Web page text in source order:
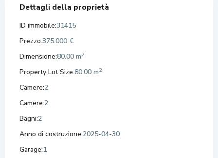
Dettagli della proprietà
ID immobile:31415
Prezzo:375.000 €
Dimensione:80.00 m2
Property Lot Size:80.00 m2
Camere:2
Camere:2
Bagni:2
Anno di costruzione:2025-04-30
Garage:1